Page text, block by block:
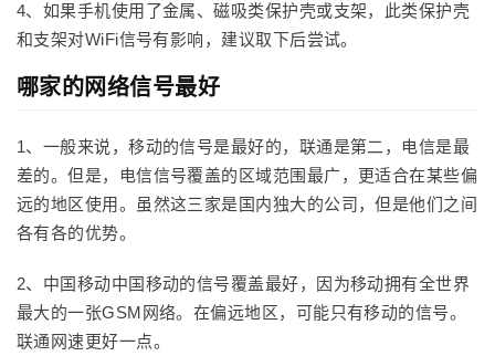
4、如果手机使用了金属、磁吸类保护壳或支架，此类保护壳
和支架对WiFi信号有影响，建议取下后尝试。
哪家的网络信号最好
1、一般来说，移动的信号是最好的，联通是第二，电信是最
差的。但是，电信信号覆盖的区域范围最广，更适合在某些偏
远的地区使用。虽然这三家是国内独大的公司，但是他们之间
各有各的优势。
2、中国移动中国移动的信号覆盖最好，因为移动拥有全世界
最大的一张GSM网络。在偏远地区，可能只有移动的信号。
联通网速更好一点。